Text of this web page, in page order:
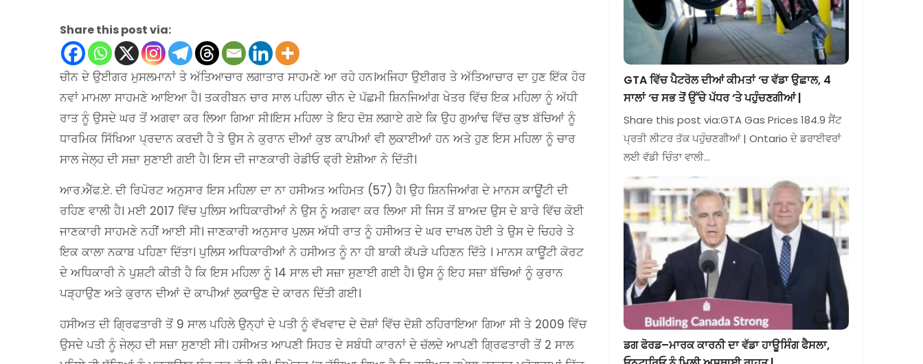
Share this post via:
ਚੀਨ ਦੇ ਉਈਗਰ ਮੁਸਲਮਾਨਾਂ ਤੇ ਅੱਤਿਆਚਾਰ ਲਗਾਤਾਰ ਸਾਹਮਣੇ ਆ ਰਹੇ ਹਨ।ਅਜਿਹਾ ਉਈਗਰ ਤੇ ਅੱਤਿਆਚਾਰ ਦਾ ਹੁਣ ਇੱਕ ਹੋਰ
ਨਵਾਂ ਮਾਮਲਾ ਸਾਹਮਣੇ ਆਇਆ ਹੈ। ਤਕਰੀਬਨ ਚਾਰ ਸਾਲ ਪਹਿਲਾ ਚੀਨ ਦੇ ਪੱਛਮੀ ਸ਼ਿਨਜਿਆਂਗ ਖੇਤਰ ਵਿੱਚ ਇਕ ਮਹਿਲਾ ਨੂੰ ਅੱਧੀ
ਰਾਤ ਨੂੰ ਉਸਦੇ ਘਰ ਤੋਂ ਅਗਵਾ ਕਰ ਲਿਆ ਗਿਆ ਸੀ।ਇਸ ਮਹਿਲਾ ਤੇ ਇਹ ਦੋਸ਼ ਲਗਾਏ ਗਏ ਕਿ ਉਹ ਗੁਆਂਢ ਵਿੱਚ ਕੁਝ ਬੱਚਿਆਂ ਨੂੰ
ਧਾਰਮਿਕ ਸਿੱਖਿਆ ਪ੍ਰਦਾਨ ਕਰਦੀ ਹੈ ਤੇ ਉਸ ਨੇ ਕੁਰਾਨ ਦੀਆਂ ਕੁਝ ਕਾਪੀਆਂ ਵੀ ਲੁਕਾਈਆਂ ਹਨ ਅਤੇ ਹੁਣ ਇਸ ਮਹਿਲਾ ਨੂੰ ਚਾਰ
ਸਾਲ ਜੇਲ੍ਹ ਦੀ ਸਜ਼ਾ ਸੁਣਾਈ ਗਈ ਹੈ। ਇਸ ਦੀ ਜਾਣਕਾਰੀ ਰੇਡੀਓ ਫ੍ਰੀ ਏਸ਼ੀਆ ਨੇ ਦਿੱਤੀ।
ਆਰ.ਐੱਫ.ਏ. ਦੀ ਰਿਪੋਰਟ ਅਨੁਸਾਰ ਇਸ ਮਹਿਲਾ ਦਾ ਨਾ ਹਸੀਅਤ ਅਹਿਮਤ (57) ਹੈ। ਉਹ ਸ਼ਿਨਜਿਆਂਗ ਦੇ ਮਾਨਸ ਕਾਊਂਟੀ ਦੀ
ਰਹਿਣ ਵਾਲੀ ਹੈ। ਮਈ 2017 ਵਿੱਚ ਪੁਲਿਸ ਅਧਿਕਾਰੀਆਂ ਨੇ ਉਸ ਨੂੰ ਅਗਵਾ ਕਰ ਲਿਆ ਸੀ ਜਿਸ ਤੋਂ ਬਾਅਦ ਉਸ ਦੇ ਬਾਰੇ ਵਿੱਚ ਕੋਈ
ਜਾਣਕਾਰੀ ਸਾਹਮਣੇ ਨਹੀਂ ਆਈ ਸੀ। ਜਾਣਕਾਰੀ ਅਨੁਸਾਰ ਪੁਲਸ ਅੱਧੀ ਰਾਤ ਨੂੰ ਹਸੀਅਤ ਦੇ ਘਰ ਦਾਖਲ ਹੋਈ ਤੇ ਉਸ ਦੇ ਚਿਹਰੇ ਤੇ
ਇਕ ਕਾਲਾ ਨਕਾਬ ਪਹਿਣਾ ਦਿੱਤਾ। ਪੁਲਿਸ ਅਧਿਕਾਰੀਆਂ ਨੇ ਹਸੀਅਤ ਨੂੰ ਨਾ ਹੀ ਬਾਕੀ ਕੱਪੜੇ ਪਹਿਣਨ ਦਿੱਤੇ । ਮਾਨਸ ਕਾਊਂਟੀ ਕੋਰਟ
ਦੇ ਅਧਿਕਾਰੀ ਨੇ ਪੁਸ਼ਟੀ ਕੀਤੀ ਹੈ ਕਿ ਇਸ ਮਹਿਲਾ ਨੂੰ 14 ਸਾਲ ਦੀ ਸਜ਼ਾ ਸੁਣਾਈ ਗਈ ਹੈ। ਉਸ ਨੂੰ ਇਹ ਸਜ਼ਾ ਬੱਚਿਆਂ ਨੂੰ ਕੁਰਾਨ
ਪੜ੍ਹਾਉਣ ਅਤੇ ਕੁਰਾਨ ਦੀਆਂ ਦੋ ਕਾਪੀਆਂ ਲੁਕਾਉਣ ਦੇ ਕਾਰਨ ਦਿੱਤੀ ਗਈ।
ਹਸੀਅਤ ਦੀ ਗ੍ਰਿਫਤਾਰੀ ਤੋਂ 9 ਸਾਲ ਪਹਿਲੇ ਉਨ੍ਹਾਂ ਦੇ ਪਤੀ ਨੂੰ ਵੱਖਵਾਦ ਦੇ ਦੋਸ਼ਾਂ ਵਿੱਚ ਦੋਸ਼ੀ ਠਹਿਰਾਇਆ ਗਿਆ ਸੀ ਤੇ 2009 ਵਿੱਚ
ਉਸਦੇ ਪਤੀ ਨੂੰ ਜੇਲ੍ਹ ਦੀ ਸਜ਼ਾ ਸੁਣਾਈ ਸੀ। ਹਸੀਅਤ ਆਪਣੀ ਸਿਹਤ ਦੇ ਸਬੰਧੀ ਕਾਰਨਾਂ ਦੇ ਚੱਲਦੇ ਆਪਣੀ ਗ੍ਰਿਫਤਾਰੀ ਤੋਂ 2 ਸਾਲ
GTA ਵਿੱਚ ਪੈਟਰੋਲ ਦੀਆਂ ਕੀਮਤਾਂ ‘ਚ ਵੱਡਾ ਉਛਾਲ, 4
ਸਾਲਾਂ ‘ਚ ਸਭ ਤੋਂ ਉੱਚੇ ਪੱਧਰ ‘ਤੇ ਪਹੁੰਚਣਗੀਆਂ |
Share this post via:GTA Gas Prices 184.9 ਸੈਂਟ
ਪ੍ਰਤੀ ਲੀਟਰ ਤੱਕ ਪਹੁੰਚਣਗੀਆਂ | Ontario ਦੇ ਡਰਾਈਵਰਾਂ
ਲਈ ਵੱਡੀ ਚਿੰਤਾ ਵਾਲੀ…
ਡਗ ਫੋਰਡ–ਮਾਰਕ ਕਾਰਨੀ ਦਾ ਵੱਡਾ ਹਾਊਸਿੰਗ ਫੈਸਲਾ,